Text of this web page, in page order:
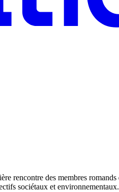
rencontre des membres
sociétaux et environnementaux.